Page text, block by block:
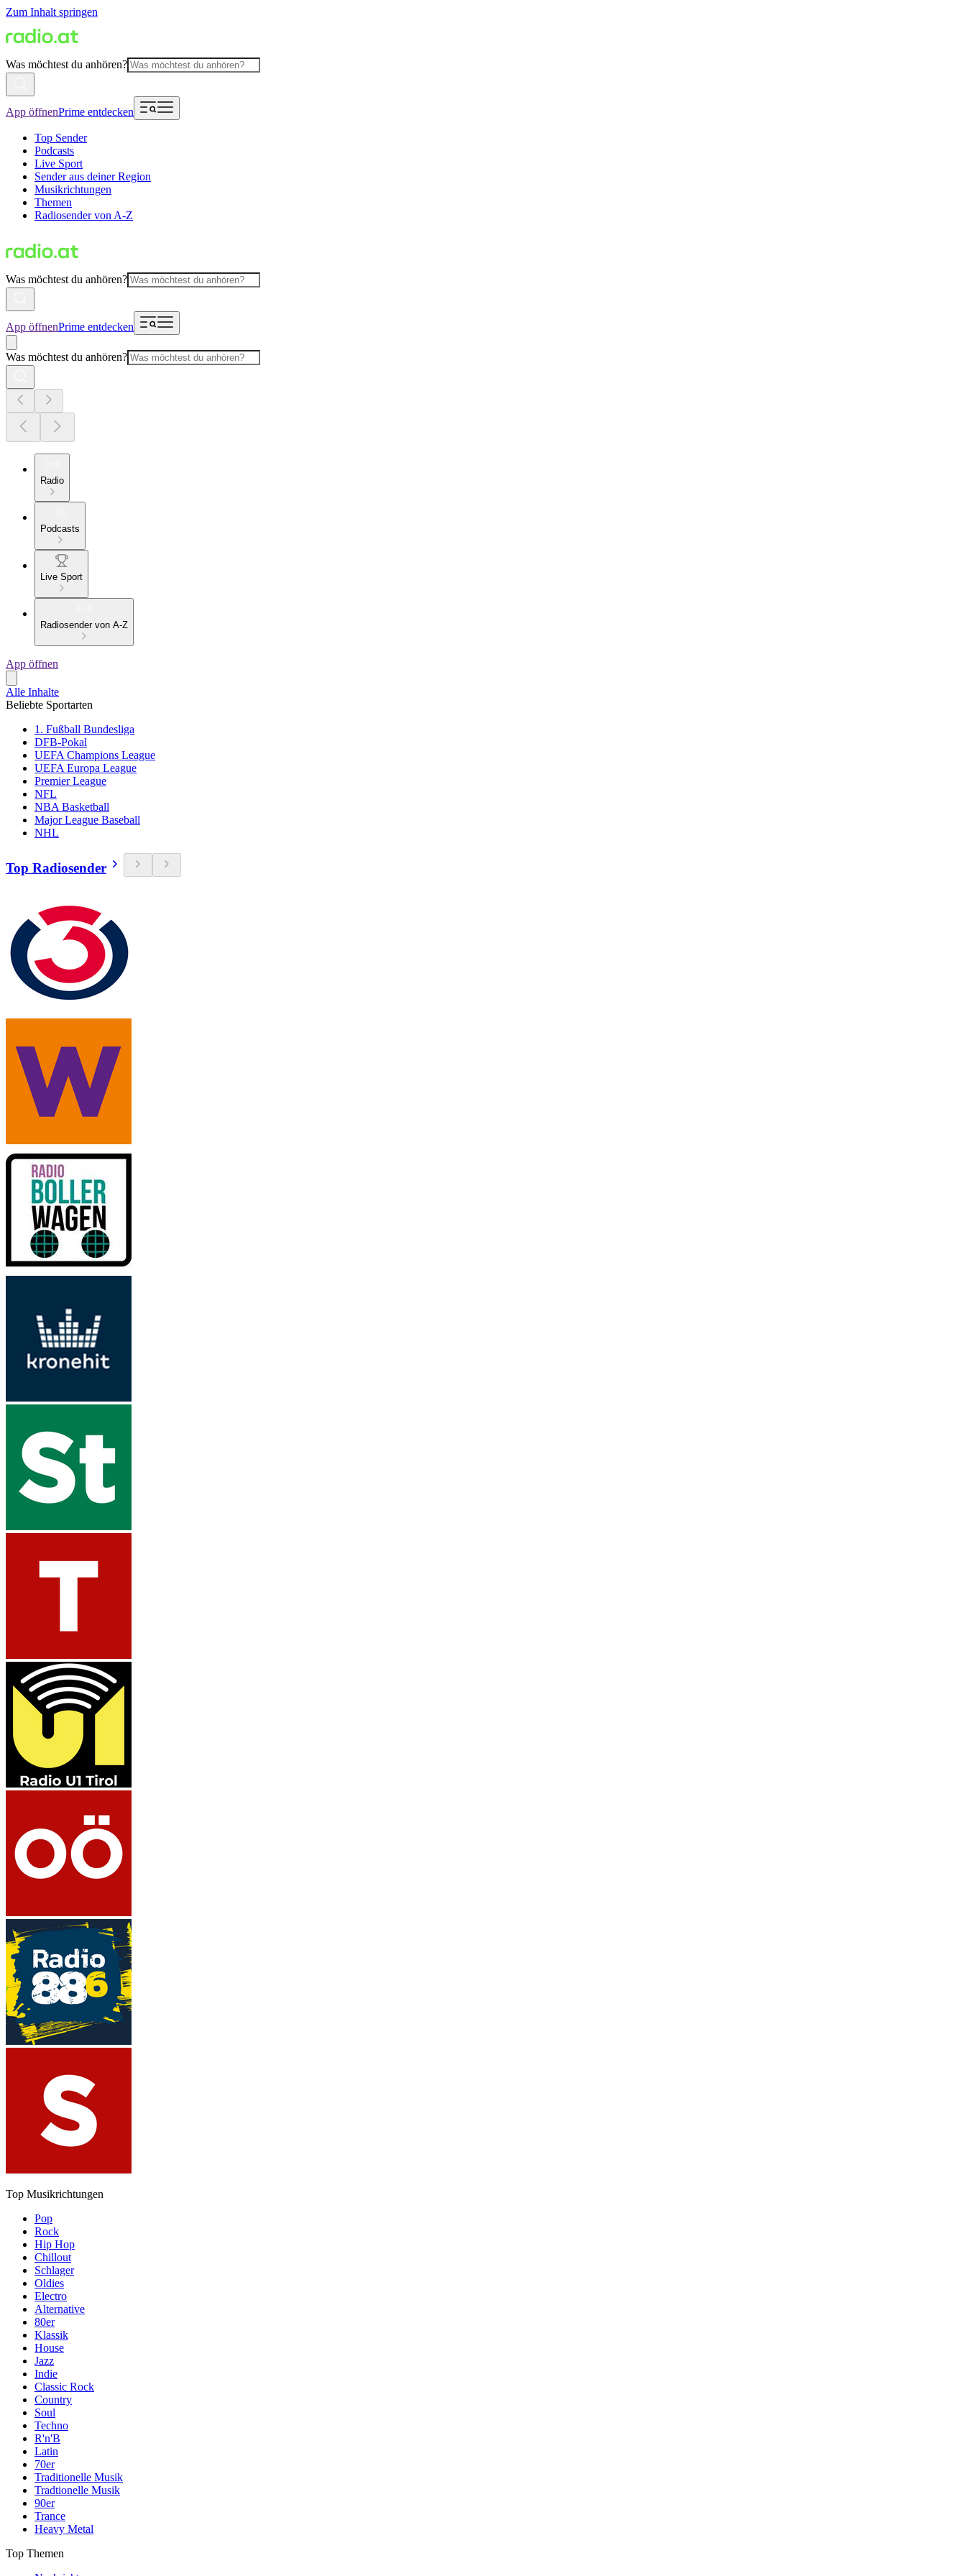
Zum Inhalt springen
Was möchtest du anhören?
App öffnenPrime entdecken
Top Sender
Podcasts
Live Sport
Sender aus deiner Region
Musikrichtungen
Themen
Radiosender von A-Z
Was möchtest du anhören?
App öffnenPrime entdecken
Was möchtest du anhören?
Radio
Podcasts
Live Sport
Radiosender von A-Z
App öffnen
Alle Inhalte
Beliebte Sportarten
1. Fußball Bundesliga
DFB-Pokal
UEFA Champions League
UEFA Europa League
Premier League
NFL
NBA Basketball
Major League Baseball
NHL
Top Radiosender
Top Musikrichtungen
Pop
Rock
Hip Hop
Chillout
Schlager
Oldies
Electro
Alternative
80er
Klassik
House
Jazz
Indie
Classic Rock
Country
Soul
Techno
R'n'B
Latin
70er
Traditionelle Musik
Tradtionelle Musik
90er
Trance
Heavy Metal
Top Themen